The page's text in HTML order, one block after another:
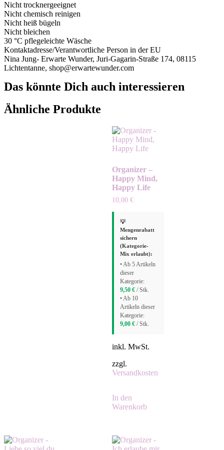
Nicht trocknergeeignet
Nicht chemisch reinigen
Nicht heiß bügeln
Nicht bleichen
30 °C pflegeleichte Wäsche
Kontaktadresse/Verantwortliche Person in der EU
Nina Jung- Erwarte Wunder, Juri-Gagarin-Straße 174, 08115
Lichtentanne, shop@erwartewunder.com
Das könnte Dich auch interessieren
Ähnliche Produkte
Organizer –
Happy Mind,
Happy Life
10,00 €
💡
Mengenrabatt
sichern
(Kategorie-
Mix erlaubt):
• Ab 5 Artikeln
dieser
Kategorie:
9,50 € / Stk.
• Ab 10
Artikeln dieser
Kategorie:
9,00 € / Stk.
inkl. MwSt.
zzgl.
Versandkosten
In den
Warenkorb